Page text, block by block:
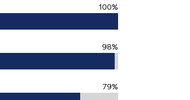
100%
98%
79%